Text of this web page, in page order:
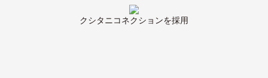
クシタニコネクションを採用